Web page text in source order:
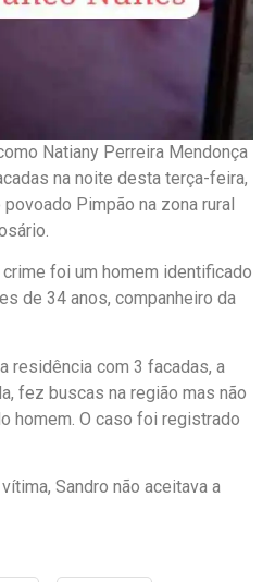
Natiany Perreira Mendonça
na noite desta terça-feira,
Pimpão na zona rural
foi um homem identificado
de 34 anos, companheiro da
residência com 3 facadas, a
fez buscas na região mas não
homem. O caso foi registrado
Sandro não aceitava a